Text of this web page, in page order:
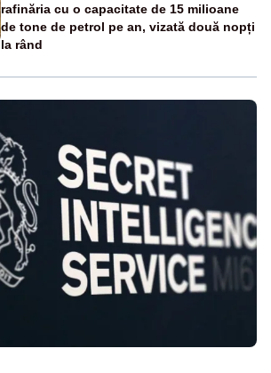
rafinăria cu o capacitate de 15 milioane
de tone de petrol pe an, vizată două nopți
la rând